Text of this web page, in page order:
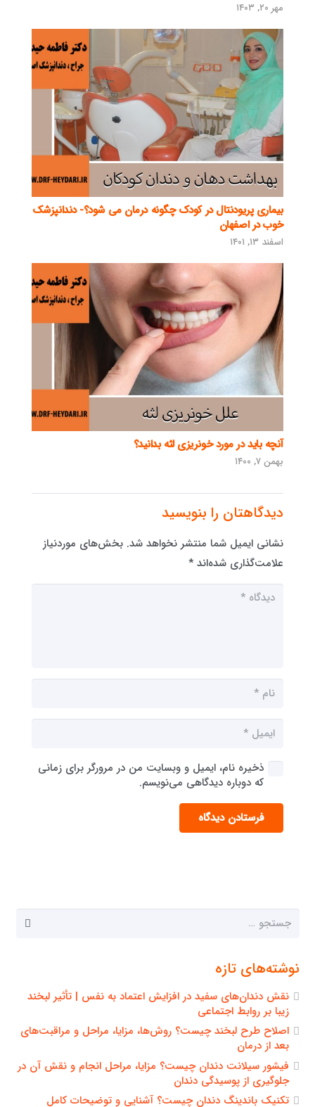
مهر ۲۰, ۱۴۰۳
بیماری پریودنتال در کودک چگونه درمان می شود؟- دندانپزشک
خوب در اصفهان
اسفند ۱۳, ۱۴۰۱
آنچه باید در مورد خونریزی لثه بدانید؟
بهمن ۷, ۱۴۰۰
دیدگاهتان را بنویسید
نشانی ایمیل شما منتشر نخواهد شد. بخش‌های موردنیاز
علامت‌گذاری شده‌اند *
ذخیره نام، ایمیل و وبسایت من در مرورگر برای زمانی
که دوباره دیدگاهی می‌نویسم.
فرستادن دیدگاه
جستجو
نوشته‌های تازه
نقش دندان‌های سفید در افزایش اعتماد به نفس | تأثیر لبخند
زیبا بر روابط اجتماعی
اصلاح طرح لبخند چیست؟ روش‌ها، مزایا، مراحل و مراقبت‌های
بعد از درمان
فیشور سیلانت دندان چیست؟ مزایا، مراحل انجام و نقش آن در
جلوگیری از پوسیدگی دندان
تکنیک باندینگ دندان چیست؟ آشنایی و توضیحات کامل